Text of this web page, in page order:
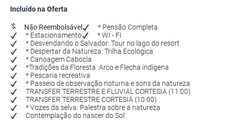
Incluído na Oferta
Não Reembolsável
* Pensão Completa
* Estacionamento
* WI - FI
* Desvendando o Salvador: Tour no lago do resort
* Despertar da Natureza: Trilha Ecológica
* Canoagem Cabocla
*Tradições da Floresta :Arco e Flecha indígena
* Pescaria recreativa
* Passeio de observação noturna e sons da natureza
TRANSFER TERRESTRE E FLUVIAL CORTESIA (11:00)
TRANSFER TERRESTRE CORTESIA (10:00)
* Vozes da selva: Palestra sobre a natureza
Contemplação do nascer do Sol